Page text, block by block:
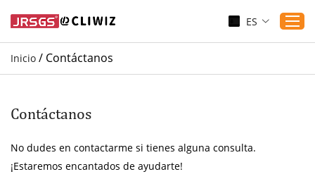
ES
Inicio / Contáctanos
Contáctanos
No dudes en contactarme si tienes alguna consulta.
¡Estaremos encantados de ayudarte!